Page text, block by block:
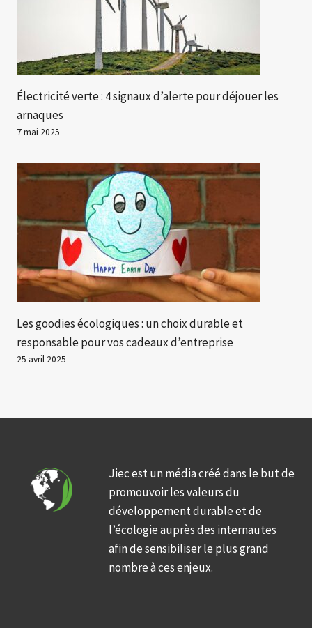
Électricité verte : 4 signaux d’alerte pour déjouer les
arnaques
7 mai 2025
Les goodies écologiques : un choix durable et
responsable pour vos cadeaux d’entreprise
25 avril 2025
Jiec est un média créé dans le but de
promouvoir les valeurs du
développement durable et de
l’écologie auprès des internautes
afin de sensibiliser le plus grand
nombre à ces enjeux.